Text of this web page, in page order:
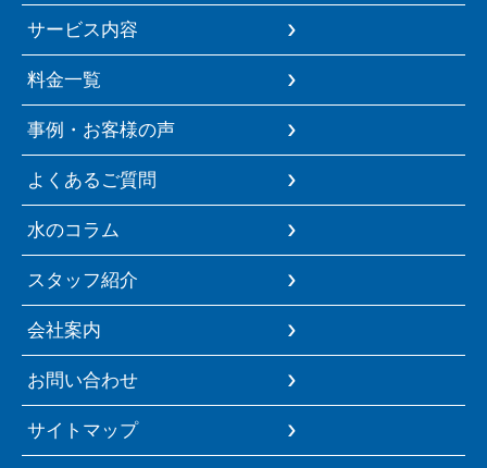
サービス内容
料金一覧
事例・お客様の声
よくあるご質問
水のコラム
スタッフ紹介
会社案内
お問い合わせ
サイトマップ